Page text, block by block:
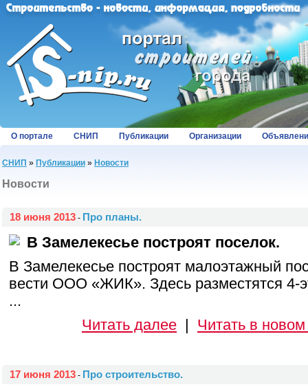
О портале СНИП Публикации Организации
СНИП » Публикации » Новости
Новости
18 июня 2013 - Про планы.
В Замелекесье построят поселок.
В Замелекесье построят малоэтажный
вести ООО «ЖИК». Здесь разместятся 4-
...
Читать далее
Читать в новом
17 июня 2013 - Про строительство.